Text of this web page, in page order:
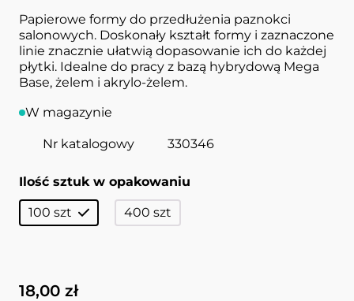
Papierowe formy do przedłużenia paznokci
salonowych. Doskonały kształt formy i zaznaczone
linie znacznie ułatwią dopasowanie ich do każdej
płytki. Idealne do pracy z bazą hybrydową Mega
Base, żelem i akrylo-żelem.
W magazynie
Nr katalogowy 330346
Ilość sztuk w opakowaniu
100 szt 400 szt
18,00 zł